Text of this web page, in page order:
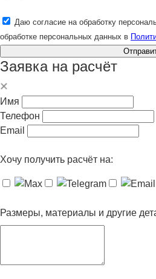
Даю согласие на обработку
обработке персональных данных в
Заявка на расчёт
Имя
Телефон
Email
Хочу получить расчёт на:
Размеры, материалы и другие